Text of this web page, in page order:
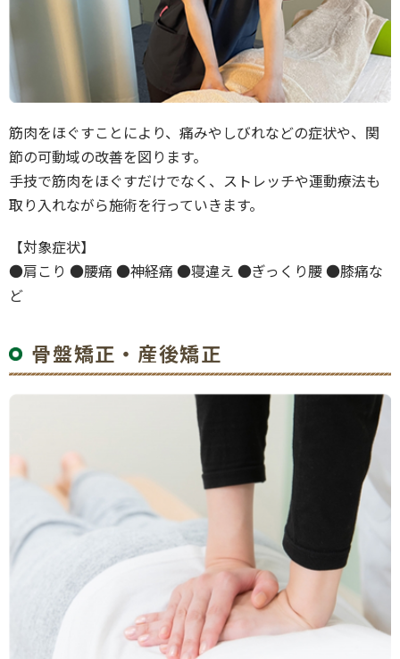
筋肉をほぐすことにより、痛みやしびれなどの症状や、関
節の可動域の改善を図ります。
手技で筋肉をほぐすだけでなく、ストレッチや運動療法も
取り入れながら施術を行っていきます。
【対象症状】
●肩こり ●腰痛 ●神経痛 ●寝違え ●ぎっくり腰 ●膝痛な
ど
骨盤矯正・産後矯正